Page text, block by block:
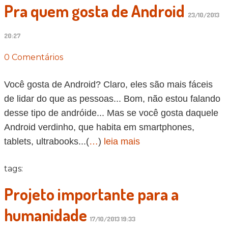
Pra quem gosta de Android 23/10/2013
20:27
0 Comentários
Você gosta de Android? Claro, eles são mais fáceis
de lidar do que as pessoas... Bom, não estou falando
desse tipo de andróide... Mas se você gosta daquele
Android verdinho, que habita em smartphones,
tablets, ultrabooks...(…) leia mais
tags:
Projeto importante para a
humanidade 17/10/2013 19:33